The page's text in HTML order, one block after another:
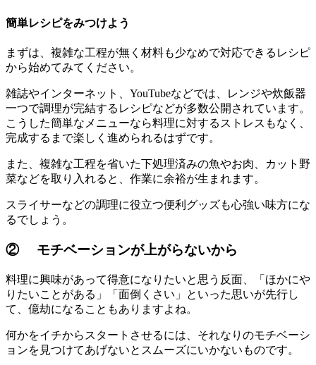
簡単レシピをみつけよう
まずは、複雑な工程が無く材料も少なめで対応できるレシピ
から始めてみてください。
雑誌やインターネット、YouTubeなどでは、レンジや炊飯器
一つで調理が完結するレシピなどが多数公開されています。
こうした簡単なメニューなら料理に対するストレスもなく、
完成するまで楽しく進められるはずです。
また、複雑な工程を省いた下処理済みの魚やお肉、カット野
菜などを取り入れると、作業に余裕が生まれます。
スライサーなどの調理に役立つ便利グッズも心強い味方にな
るでしょう。
② モチベーションが上がらないから
料理に興味があって得意になりたいと思う反面、「ほかにや
りたいことがある」「面倒くさい」といった思いが先行し
て、億劫になることもありますよね。
何かをイチからスタートさせるには、それなりのモチベーシ
ョンを見つけてあげないとスムーズにいかないものです。